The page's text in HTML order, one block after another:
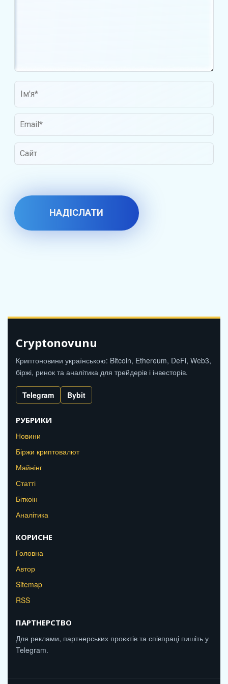
Cryptonovunu
Криптоновини українською: Bitcoin, Ethereum, DeFi, Web3,
біржі, ринок та аналітика для трейдерів і інвесторів.
Telegram Bybit
РУБРИКИ
Новини
Біржи криптовалют
Майнінг
Статті
Біткоін
Аналітика
КОРИСНЕ
Головна
Автор
Sitemap
RSS
ПАРТНЕРСТВО
Для реклами, партнерських проєктів та співпраці пишіть у
Telegram.